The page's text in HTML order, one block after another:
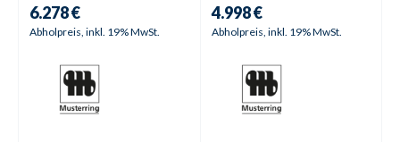
6.278 €
Abholpreis, inkl. 19% MwSt.
4.998 €
Abholpreis, inkl. 19% MwSt.